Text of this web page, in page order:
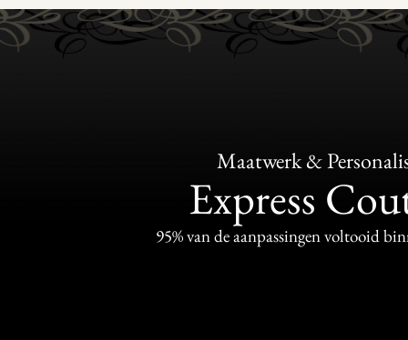
Maatwerk &
Express
95% van de aanpassingen voltooid